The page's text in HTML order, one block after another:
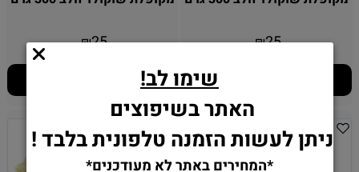
₪25
₪25
שימו לב!
האתר בשיפוצים
ניתן לעשות הזמנה טלפונית בלבד !
*המחירים באתר לא מעודכנים*